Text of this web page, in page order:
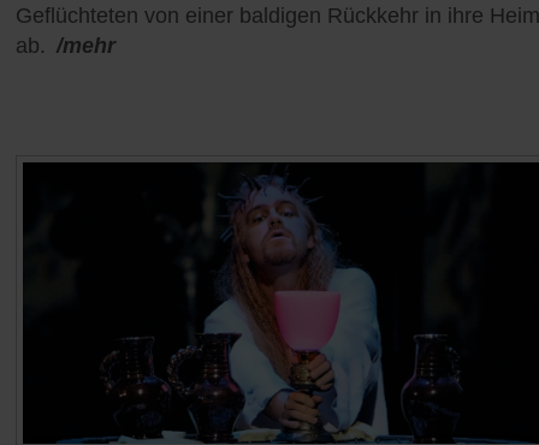
Geflüchteten von einer baldigen Rückkehr in ihre
ab. /mehr